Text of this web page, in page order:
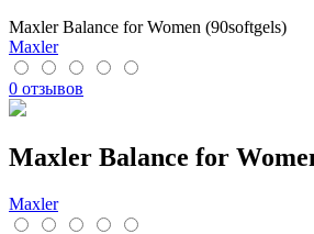
Maxler Balance for Women (90softgels)
Maxler
0 отзывов
Maxler Balance for
Maxler